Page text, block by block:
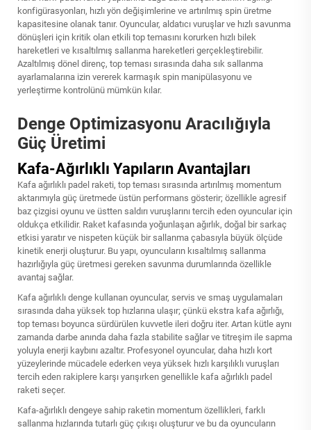
konfigürasyonları, hızlı yön değişimlerine ve artırılmış spin üretme
kapasitesine olanak tanır. Oyuncular, aldatıcı vuruşlar ve hızlı savunma
dönüşleri için kritik olan etkili top temasını korurken hızlı bilek
hareketleri ve kısaltılmış sallanma hareketleri gerçekleştirebilir.
Azaltılmış dönel direnç, top teması sırasında daha sık sallanma
ayarlamalarına izin vererek karmaşık spin manipülasyonu ve
yerleştirme kontrolünü mümkün kılar.
Denge Optimizasyonu Aracılığıyla
Güç Üretimi
Kafa-Ağırlıklı Yapıların Avantajları
Kafa ağırlıklı padel raketi, top teması sırasında artırılmış momentum
aktarımıyla güç üretmede üstün performans gösterir; özellikle agresif
baz çizgisi oyunu ve üstten saldırı vuruşlarını tercih eden oyuncular için
oldukça etkilidir. Raket kafasında yoğunlaşan ağırlık, doğal bir sarkaç
etkisi yaratır ve nispeten küçük bir sallanma çabasıyla büyük ölçüde
kinetik enerji oluşturur. Bu yapı, oyuncuların kısaltılmış sallanma
hazırlığıyla güç üretmesi gereken savunma durumlarında özellikle
avantaj sağlar.
Kafa ağırlıklı denge kullanan oyuncular, servis ve smaş uygulamaları
sırasında daha yüksek top hızlarına ulaşır; çünkü ekstra kafa ağırlığı,
top teması boyunca sürdürülen kuvvetle ileri doğru iter. Artan kütle aynı
zamanda darbe anında daha fazla stabilite sağlar ve titreşim ile sapma
yoluyla enerji kaybını azaltır. Profesyonel oyuncular, daha hızlı kort
yüzeylerinde mücadele ederken veya yüksek hızlı karşılıklı vuruşları
tercih eden rakiplere karşı yarışırken genellikle kafa ağırlıklı padel
raketi seçer.
Kafa-ağırlıklı dengeye sahip raketin momentum özellikleri, farklı
sallanma hızlarında tutarlı güç çıkışı oluşturur ve bu da oyuncuların